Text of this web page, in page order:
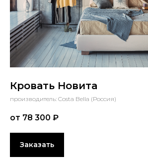
Кровать Новита
производитель: Costa Bella (Россия)
от 78 300 ₽
Заказать